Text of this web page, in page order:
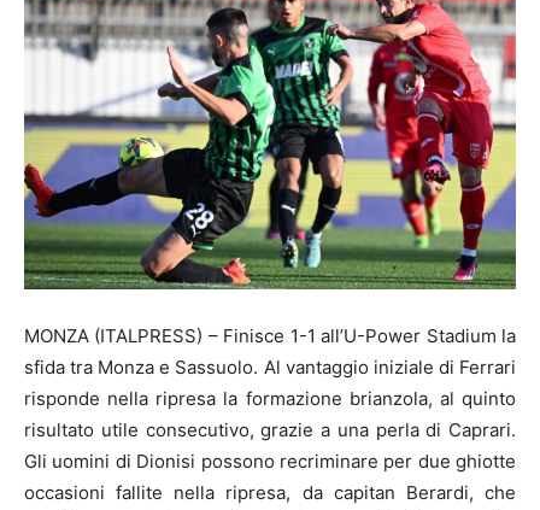
MONZA (ITALPRESS) – Finisce 1-1 all’U-Power Stadium la
sfida tra Monza e Sassuolo. Al vantaggio iniziale di Ferrari
risponde nella ripresa la formazione brianzola, al quinto
risultato utile consecutivo, grazie a una perla di Caprari.
Gli uomini di Dionisi possono recriminare per due ghiotte
occasioni fallite nella ripresa, da capitan Berardi, che